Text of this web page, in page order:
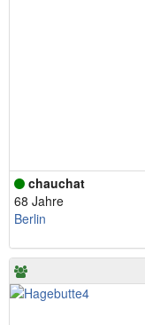
chauchat
68 Jahre
Berlin